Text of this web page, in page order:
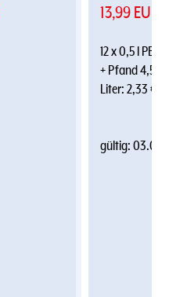
13,99 EUR
12 x 0,5 l PET
+ Pfand 4,50
Liter: 2,33 €
gültig:03.08.